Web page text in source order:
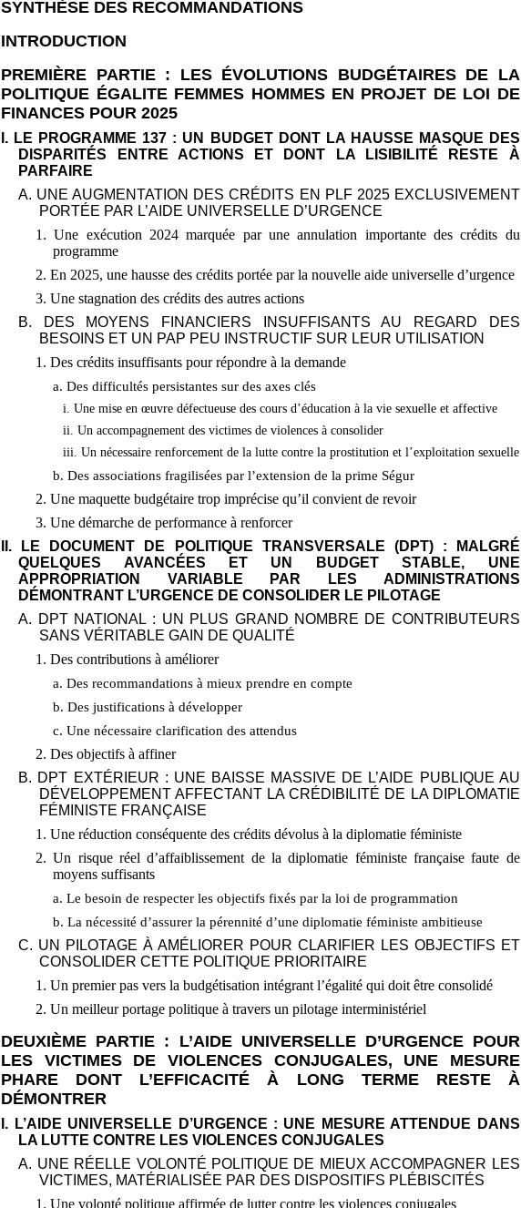
SYNTHÈSE DES RECOMMANDATIONS
INTRODUCTION
PREMIÈRE PARTIE : LES ÉVOLUTIONS BUDGÉTAIRES DE LA
POLITIQUE ÉGALITE FEMMES HOMMES EN PROJET DE LOI DE
FINANCES POUR 2025
I. LE PROGRAMME 137 : UN BUDGET DONT LA HAUSSE MASQUE DES
DISPARITÉS ENTRE ACTIONS ET DONT LA LISIBILITÉ RESTE À
PARFAIRE
A. UNE AUGMENTATION DES CRÉDITS EN PLF 2025 EXCLUSIVEMENT
PORTÉE PAR L’AIDE UNIVERSELLE D’URGENCE
1. Une exécution 2024 marquée par une annulation importante des crédits du
programme
2. En 2025, une hausse des crédits portée par la nouvelle aide universelle d’urgence
3. Une stagnation des crédits des autres actions
B. DES MOYENS FINANCIERS INSUFFISANTS AU REGARD DES
BESOINS ET UN PAP PEU INSTRUCTIF SUR LEUR UTILISATION
1. Des crédits insuffisants pour répondre à la demande
a. Des difficultés persistantes sur des axes clés
i. Une mise en œuvre défectueuse des cours d’éducation à la vie sexuelle et affective
ii. Un accompagnement des victimes de violences à consolider
iii. Un nécessaire renforcement de la lutte contre la prostitution et l’exploitation sexuelle
b. Des associations fragilisées par l’extension de la prime Ségur
2. Une maquette budgétaire trop imprécise qu’il convient de revoir
3. Une démarche de performance à renforcer
II. LE DOCUMENT DE POLITIQUE TRANSVERSALE (DPT)
: MALGRÉ
QUELQUES AVANCÉES ET UN BUDGET STABLE, UNE
APPROPRIATION VARIABLE PAR LES ADMINISTRATIONS
DÉMONTRANT L’URGENCE DE CONSOLIDER LE PILOTAGE
A. DPT NATIONAL : UN PLUS GRAND NOMBRE DE CONTRIBUTEURS
SANS VÉRITABLE GAIN DE QUALITÉ
1. Des contributions à améliorer
a. Des recommandations à mieux prendre en compte
b. Des justifications à développer
c. Une nécessaire clarification des attendus
2. Des objectifs à affiner
B. DPT EXTÉRIEUR : UNE BAISSE MASSIVE DE L’AIDE PUBLIQUE AU
DÉVELOPPEMENT AFFECTANT LA CRÉDIBILITÉ DE LA DIPLOMATIE
FÉMINISTE FRANÇAISE
1. Une réduction conséquente des crédits dévolus à la diplomatie féministe
2. Un risque réel d’affaiblissement de la diplomatie féministe française faute de
moyens suffisants
a. Le besoin de respecter les objectifs fixés par la loi de programmation
b. La nécessité d’assurer la pérennité d’une diplomatie féministe ambitieuse
C. UN PILOTAGE À AMÉLIORER POUR CLARIFIER LES OBJECTIFS ET
CONSOLIDER CETTE POLITIQUE PRIORITAIRE
1. Un premier pas vers la budgétisation intégrant l’égalité qui doit être consolidé
2. Un meilleur portage politique à travers un pilotage interministériel
DEUXIÈME PARTIE : L’AIDE UNIVERSELLE D’URGENCE POUR
LES VICTIMES DE VIOLENCES CONJUGALES, UNE MESURE
PHARE DONT L’EFFICACITÉ À LONG TERME RESTE À
DÉMONTRER
I. L’AIDE UNIVERSELLE D’URGENCE : UNE MESURE ATTENDUE DANS
LA LUTTE CONTRE LES VIOLENCES CONJUGALES
A. UNE RÉELLE VOLONTÉ POLITIQUE DE MIEUX ACCOMPAGNER LES
VICTIMES, MATÉRIALISÉE PAR DES DISPOSITIFS PLÉBISCITÉS
1. Une volonté politique affirmée de lutter contre les violences conjugales